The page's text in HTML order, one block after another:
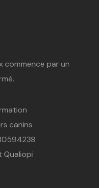
commence par un
canins